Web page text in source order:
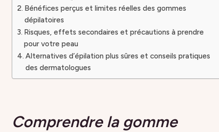
Bénéfices perçus et limites réelles des gommes
dépilatoires
Risques, effets secondaires et précautions à prendre
pour votre peau
Alternatives d’épilation plus sûres et conseils pratiques
des dermatologues
Comprendre la gomme